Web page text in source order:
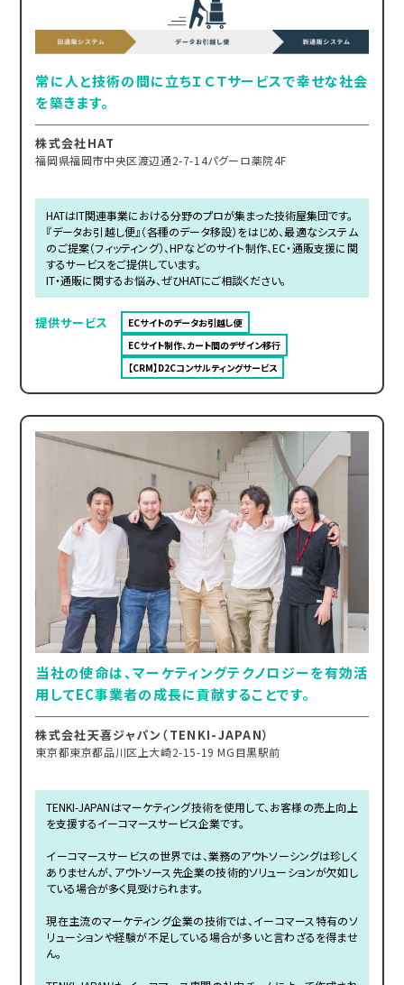
常に人と技術の間に立ちＩＣＴサービスで幸せな社会
を築きます。
株式会社HAT
福岡県福岡市中央区渡辺通2-7-14パグーロ薬院4F
HATはIT関連事業における分野のプロが集まった技術屋集団です。
『データお引越し便』（各種のデータ移設）をはじめ、最適なシステム
のご提案（フィッティング）、HPなどのサイト制作、EC・通販支援に関
するサービスをご提供しています。
IT・通販に関するお悩み、ぜひHATにご相談ください。
提供サービス
ECサイトのデータお引越し便
ECサイト制作、カート間のデザイン移行
【CRM】D2Cコンサルティングサービス
当社の使命は、マーケティングテクノロジーを有効活
用してEC事業者の成長に貢献することです。
株式会社天喜ジャパン（TENKI-JAPAN）
東京都東京都品川区上大崎2-15-19 MG目黒駅前
TENKI-JAPANはマーケティング技術を使用して、お客様の売上向上
を支援するイーコマースサービス企業です。
イーコマースサービスの世界では、業務のアウトソーシングは珍しく
ありませんが、アウトソース先企業の技術的ソリューションが欠如し
ている場合が多く見受けられます。
現在主流のマーケティング企業の技術では、イーコマース特有のソ
リューションや経験が不足している場合が多いと言わざるを得ませ
ん。